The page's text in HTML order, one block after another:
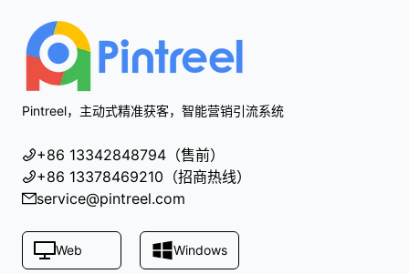
Pintreel，主动式精准获客，智能营销引流系统
+86 13342848794（售前）
+86 13378469210（招商热线）
service@pintreel.com
Web Windows